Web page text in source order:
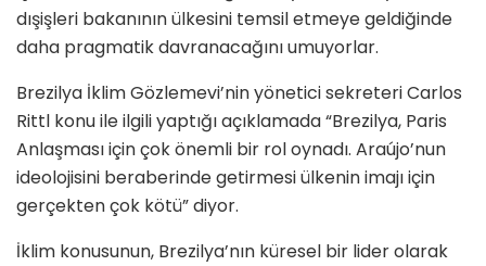
dışişleri bakanının ülkesini temsil etmeye geldiğinde
daha pragmatik davranacağını umuyorlar.
Brezilya İklim Gözlemevi’nin yönetici sekreteri Carlos
Rittl konu ile ilgili yaptığı açıklamada “Brezilya, Paris
Anlaşması için çok önemli bir rol oynadı. Araújo’nun
ideolojisini beraberinde getirmesi ülkenin imajı için
gerçekten çok kötü” diyor.
İklim konusunun, Brezilya’nın küresel bir lider olarak